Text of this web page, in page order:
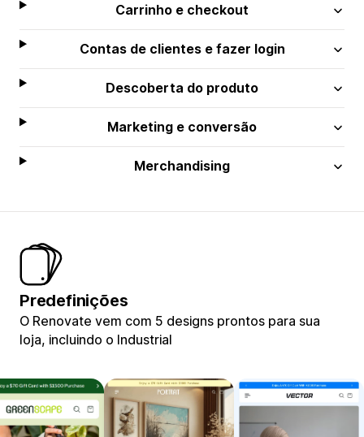
Carrinho e checkout
Contas de clientes e fazer login
Descoberta do produto
Marketing e conversão
Merchandising
Predefinições
O Renovate vem com 5 designs prontos para sua
loja, incluindo o Industrial